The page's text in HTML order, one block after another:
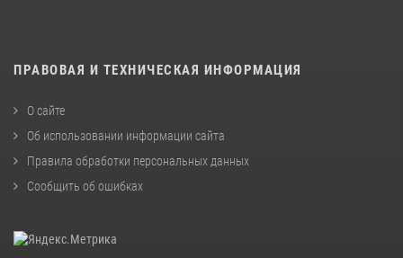
ПРАВОВАЯ И ТЕХНИЧЕСКАЯ ИНФОРМАЦИЯ
О сайте
Об использовании информации сайта
Правила обработки персональных данных
Сообщить об ошибках